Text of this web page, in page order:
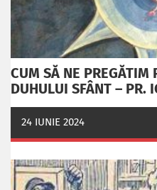
CUM SĂ NE PREGĂTIM
DUHULUI SFÂNT – PR.
24 IUNIE 2024